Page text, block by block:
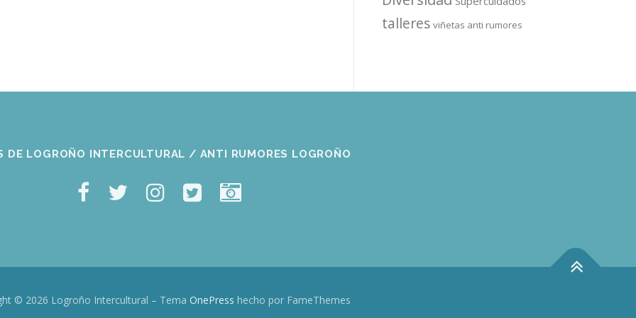
talleres viñetas anti rumores
DE LOGROÑO INTERCULTURAL / ANTI RUMORES LOGROÑO
© 2026 Logroño Intercultural – Tema OnePress hecho por FameThemes